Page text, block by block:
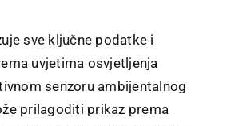
sve ključne podatke i
uvjetima osvjetljenja
senzoru ambijentalnog
prilagoditi prikaz prema